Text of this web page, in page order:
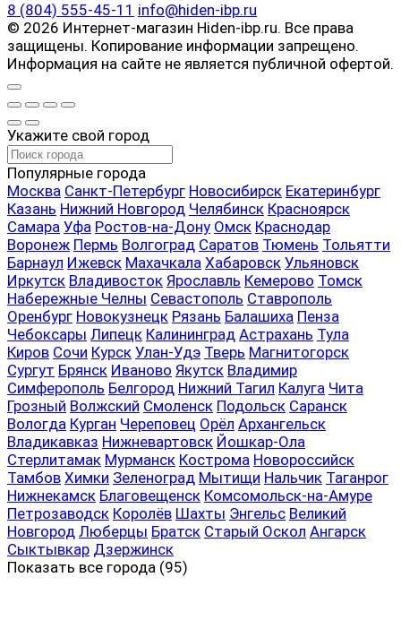
8 (804) 555-45-11 info@hiden-ibp.ru
© 2026 Интернет-магазин Hiden-ibp.ru. Все права
защищены. Копирование информации запрещено.
Информация на сайте не является публичной офертой.
Укажите свой город
Популярные города
Москва Санкт-Петербург Новосибирск Екатеринбург
Казань Нижний Новгород Челябинск Красноярск
Самара Уфа Ростов-на-Дону Омск Краснодар
Воронеж Пермь Волгоград Саратов Тюмень Тольятти
Барнаул Ижевск Махачкала Хабаровск Ульяновск
Иркутск Владивосток Ярославль Кемерово Томск
Набережные Челны Севастополь Ставрополь
Оренбург Новокузнецк Рязань Балашиха Пенза
Чебоксары Липецк Калининград Астрахань Тула
Киров Сочи Курск Улан-Удэ Тверь Магнитогорск
Сургут Брянск Иваново Якутск Владимир
Симферополь Белгород Нижний Тагил Калуга Чита
Грозный Волжский Смоленск Подольск Саранск
Вологда Курган Череповец Орёл Архангельск
Владикавказ Нижневартовск Йошкар-Ола
Стерлитамак Мурманск Кострома Новороссийск
Тамбов Химки Зеленоград Мытищи Нальчик Таганрог
Нижнекамск Благовещенск Комсомольск-на-Амуре
Петрозаводск Королёв Шахты Энгельс Великий
Новгород Люберцы Братск Старый Оскол Ангарск
Сыктывкар Дзержинск
Показать все города (95)